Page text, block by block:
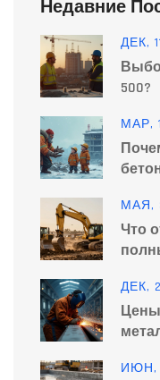
Недавние
ДЕК,
500?
МАР,
МАЯ,
Что
ДЕК,
Цены
ИЮН,